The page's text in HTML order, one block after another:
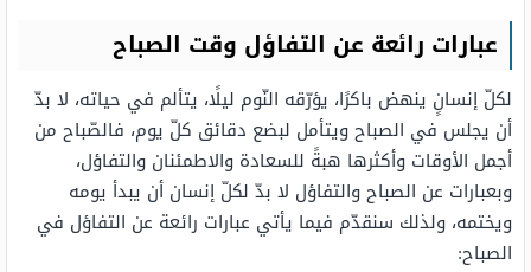
عبارات رائعة عن التفاؤل وقت الصباح
لكلّ إنسانٍ ينهض باكرًا، يؤرّقه النّوم ليلًا، يتألم في حياته، لا بدّ
أن يجلس في الصباح ويتأمل لبضع دقائق كلّ يوم، فالصّباح من
أجمل الأوقات وأكثرها هبةً للسعادة والاطمئنان والتفاؤل،
وبعبارات عن الصباح والتفاؤل لا بدّ لكلّ إنسان أن يبدأ يومه
ويختمه، ولذلك سنقدّم فيما يأتي عبارات رائعة عن التفاؤل في
الصباح: